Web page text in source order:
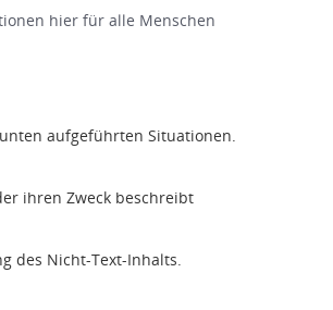
hier für alle Menschen
aufgeführten Situationen.
ihren Zweck beschreibt
des Nicht-Text-Inhalts.